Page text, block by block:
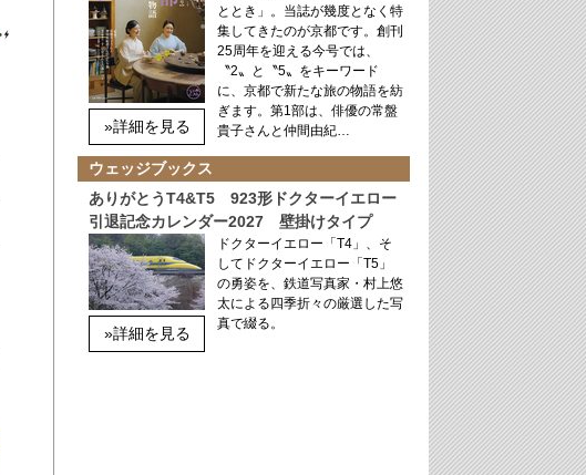
»詳細を見る
ととき」。当誌が幾度となく特
集してきたのが京都です。創刊
25周年を迎える今号では、
〝2〟と〝5〟をキーワード
に、京都で新たな旅の物語を紡
ぎます。第1部は、俳優の常盤
貴子さんと仲間由紀…
ウェッジブックス
ありがとうT4&T5 923形ドクターイエロー
引退記念カレンダー2027 壁掛けタイプ
»詳細を見る
ドクターイエロー「T4」、そ
してドクターイエロー「T5」
の勇姿を、鉄道写真家・村上悠
太による四季折々の厳選した写
真で綴る。